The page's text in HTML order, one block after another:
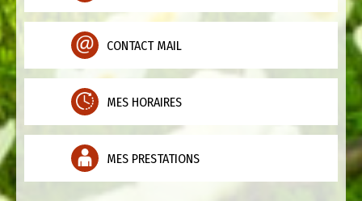
CONTACT MAIL
MES HORAIRES
MES PRESTATIONS